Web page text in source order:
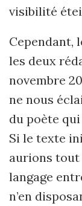
visibilité
Cependant,
les deux
novembre
ne nous
du poète
Si le texte
aurions tout
langage
n’en